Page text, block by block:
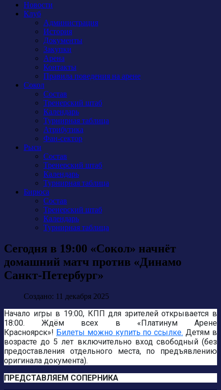
Новости
Клуб
Администрация
История
Документы
Закупки
Арена
Контакты
Правила поведения на арене
Сокол
Состав
Тренерский штаб
Календарь
Турнирная таблица
Атрибутика
Фан-сектор
Рыси
Состав
Тренерский штаб
Календарь
Турнирная таблица
Бирюса
Состав
Тренерский штаб
Календарь
Турнирная таблица
Сегодня в 19:00 «Сокол» начнёт
домашний матч против «Динамо
Санкт-Петербург»
Создано: 11 декабря 2025
Начало игры в 19:00, КПП для зрителей открывается в
18:00. Ждём всех в «Платинум Арене
Красноярск»! Билеты можно купить по ссылке. Детям в
возрасте до 5 лет включительно вход свободный (без
предоставления отдельного места, по предъявлению
оригинала документа).
ПРЕДСТАВЛЯЕМ СОПЕРНИКА